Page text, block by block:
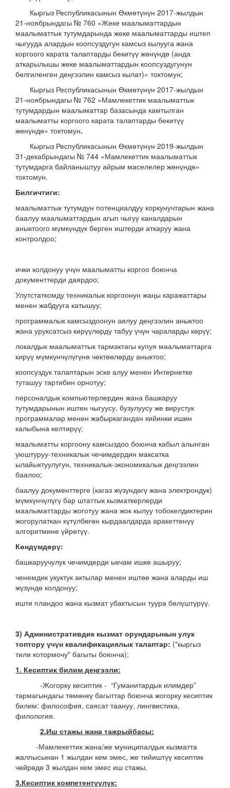
Кыргыз Республикасынын Өкмөтүнүн 2017-жылдын
21-ноябрындагы № 760 «Жеке маалыматтардын
маалыматтык тутумдарында жеке маалыматтарды иштеп
чыгууда алардын коопсуздугун камсыз кылууга жана
коргоого карата талаптарды бекитүү жөнүндө (анда
аткарылышы жеке маалыматтардын коопсуздугунун
белгиленген деңгээлин камсыз кылат)» токтомун;
Кыргыз Республикасынын Өкмөтүнүн 2017-жылдын
21-ноябрындагы № 762 «Мамлекеттик маалыматтык
тутумдардын маалыматтар базасында камтылган
маалыматты коргоого карата талаптарды бекитүү
жөнүндө» токтомун.
Кыргыз Республикасынын Өкмөтүнүн 2019-жылдын
31-декабрындагы № 744 «Мамлекеттик маалыматтык
тутумдарга байланыштуу айрым маселелер жөнүндө»
токтомун.
Билгичтиги:
маалыматтык тутумдун потенциалдуу коркунучтарын жана
баалуу маалыматтардын агып чыгуу каналдарын
аныктоого мүмкүндүк берген иштерди аткаруу жана
контролдоо;
ички колдонуу үчүн маалыматты коргоо боюнча
документтерди даярдоо;
Улутстаткомду техникалык коргоонун жаңы каражаттары
менен жабдууга катышуу;
программалык камсыздоонун аялуу деңгээлин аныктоо
жана уруксатсыз кирүүлөрдү табуу үчүн чараларды көрүү;
локалдык маалыматтык тармактагы купуя маалыматтарга
кирүү мүмкүнчүлүгүнө чектөөлөрдү аныктоо;
коопсуздук талаптарын эске алуу менен Интернетке
туташуу тартибин орнотуу;
персоналдык компьютерлердин жана башкаруу
тутумдарынын иштен чыгуусу, бузулуусу же вирустук
программалар менен жабыркагандан кийинки ишин
калыбына келтирүү;
маалыматты коргоону камсыздоо боюнча кабыл алынган
уюштуруу-техникалык чечимдердин максатка
ылайыктуулугун, техникалык-экономикалык деңгээлин
баалоо;
баалуу документтерге (кагаз жүзүндөгү жана электрондук)
мүмкүнчүлүгү бар штаттык кызматкерлерди
маалыматтарды жоготуу жана жок кылуу тобокелдиктерин
жогорулаткан күтүлбөгөн кырдаалдарда аракеттенүү
алгоритмине үйрөтүү.
Көндүмдөрү:
башкаруучулук чечимдерди ыкчам ишке ашыруу;
ченемдик укуктук актылар менен иштөө жана аларды иш
жүзүндө колдонуу;
ишти пландоо жана кызмат убактысын туура бөлүштүрүү.
3) Административдик кызмат орундарынын улук
топтору үчүн квалификациялык талаптар: ("кыргыз
тили котормочу" багыты боюнча);
1. Кесиптик билим деңгээли:
-Жогорку кесиптик - “Гуманитардык илимдер”
тармагындагы төмөнкү багыттар боюнча жогорку кесиптик
билим: философия, саясат таануу, лингвистика,
филология.
2.Иш стажы жана тажрыйбасы:
-Мамлекеттик жана/же муниципалдык кызматта
жалпысынан 1 жылдан кем эмес, же тийиштүү кесиптик
чөйрөдө 3 жылдан кем эмес иш стажы.
3.Кесиптик компетентүүлүк: